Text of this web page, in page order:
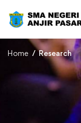
Home Research